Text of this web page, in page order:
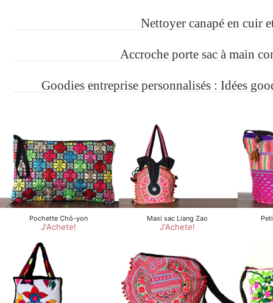
Nettoyer canapé en cuir
Accroche porte sac à main
Goodies entreprise personnalisés : Idées